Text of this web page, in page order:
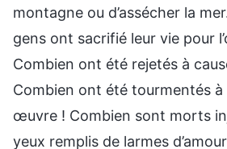
montagne ou d’assécher la
gens ont sacrifié leur vie pour
Combien ont été rejetés à
Combien ont été tourmentés
œuvre ! Combien sont morts
yeux remplis de larmes